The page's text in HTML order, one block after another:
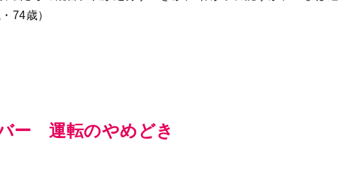
74歳）
ー 運転のやめどき